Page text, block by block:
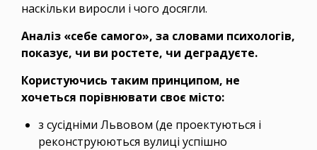
наскільки виросли і чого досягли.
Аналіз «себе самого», за словами психологів,
показує, чи ви ростете, чи деградуєте.
Користуючись таким принципом, не
хочеться порівнювати своє місто:
з сусідніми Львовом (де проектуються і
реконструюються вулиці успішно